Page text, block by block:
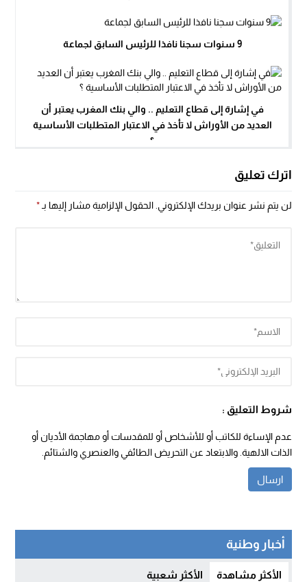
9 سنوات سجنا نافذا للرئيس السابق لجماعة
في إشارة إلى قطاع التعليم .. والي بنك المغرب يعتبر أن
العديد من الأوراش لا تأخذ في الاعتبار المتطلبات الأساسية
؟
اترك تعليق
لن يتم نشر عنوان بريدك الإلكتروني. الحقول الإلزامية مشار إليها بـ*
شروط التعليق :
عدم الإساءة للكاتب أو للأشخاص أو للمقدسات أو مهاجمة الأديان أو
الذات الالهية. والابتعاد عن التحريض الطائفي والعنصري والشتائم.
أخبار وطنية
الأكثر مشاهدة الأكثر شعبية